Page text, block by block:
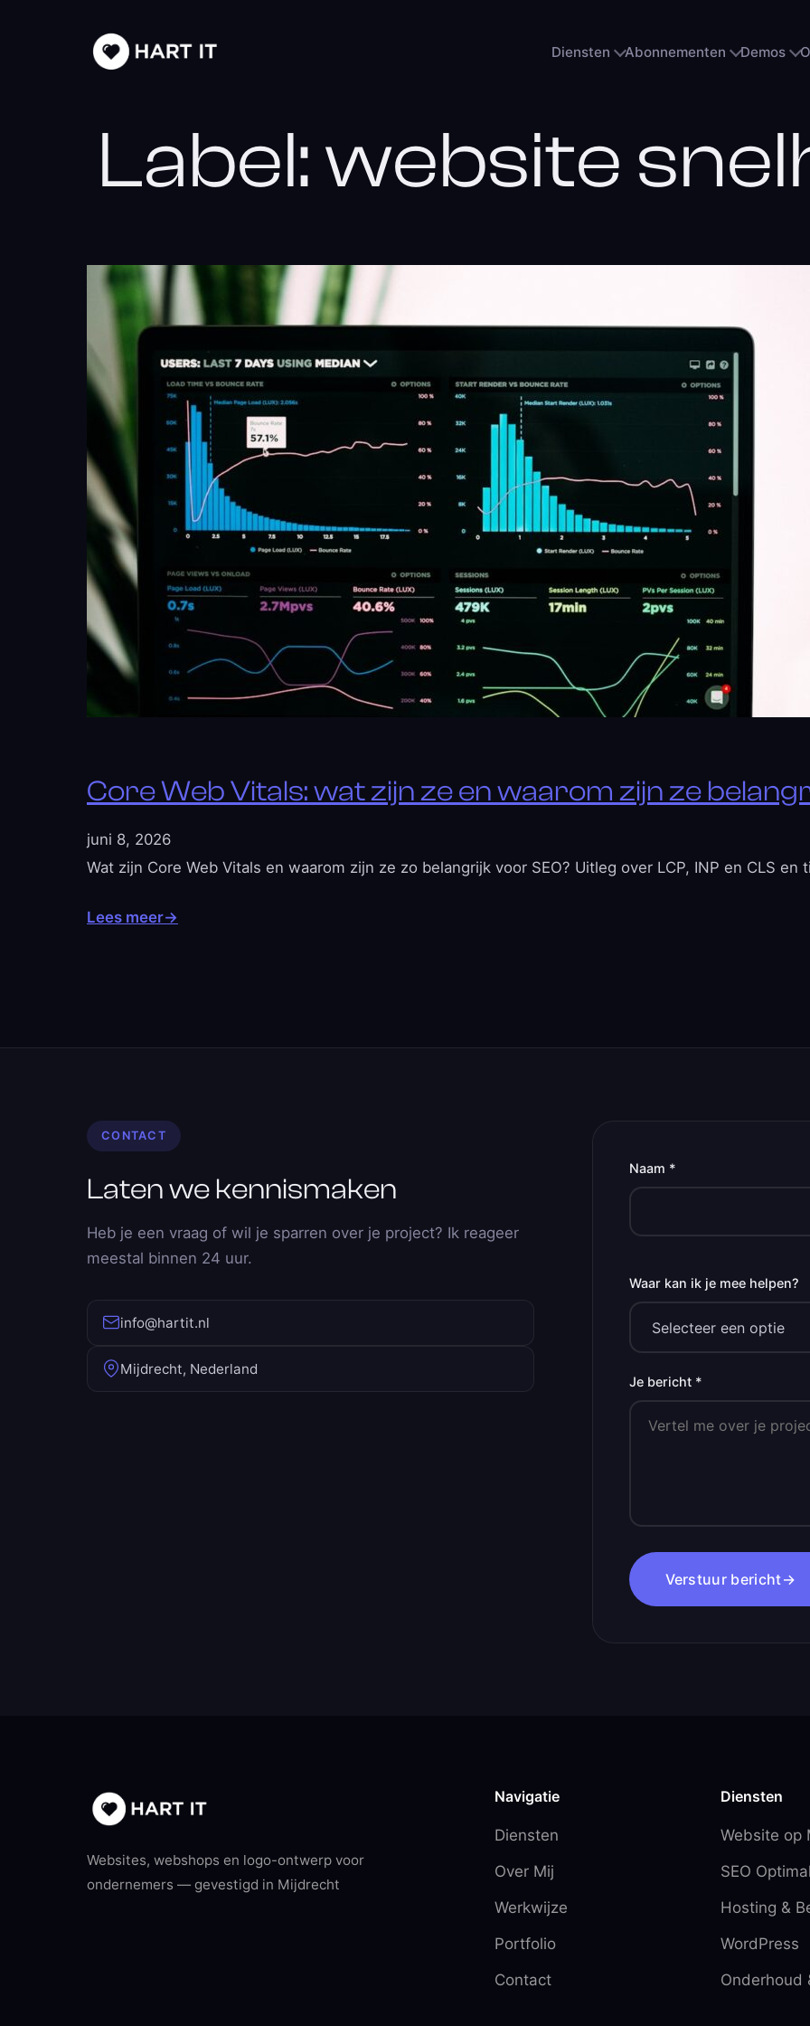
Diensten Abonnementen Demos
Label:website
Core Web Vitals: wat zijn ze en waarom zijn ze
juni 8, 2026
Wat zijn Core Web Vitals en waarom zijn ze zo belangrijk voor SEO? Uitleg over LCP, INP en CLS
Lees meer→
CONTACT
Laten we kennismaken
Heb je een vraag of wil je sparren over je project? Ik reageer
meestal binnen 24 uur.
info@hartit.nl
Mijdrecht, Nederland
Naam *
Waar kan ik je mee helpen?
Je bericht *
Verstuur bericht→
Websites, webshops en logo-ontwerp voor
ondernemers — gevestigd in Mijdrecht
Navigatie
Diensten
Over Mij
Werkwijze
Portfolio
Contact
Diensten
Website op
SEO
Hosting &
WordPress
Onderhoud